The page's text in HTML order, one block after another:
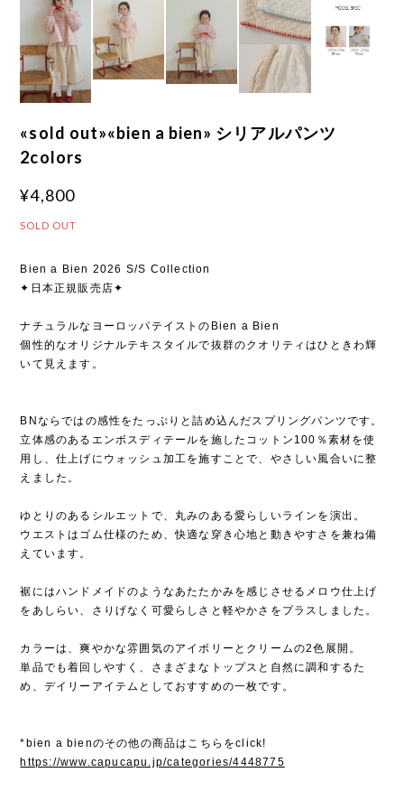
«sold out»«bien a bien» シリアルパンツ
2colors
¥4,800
SOLD OUT
Bien a Bien 2026 S/S Collection
✦日本正規販売店✦
ナチュラルなヨーロッパテイストのBien a Bien
個性的なオリジナルテキスタイルで抜群のクオリティはひときわ輝
いて見えます。
BNならではの感性をたっぷりと詰め込んだスプリングパンツです。
立体感のあるエンボスディテールを施したコットン100％素材を使
用し、仕上げにウォッシュ加工を施すことで、やさしい風合いに整
えました。
ゆとりのあるシルエットで、丸みのある愛らしいラインを演出。
ウエストはゴム仕様のため、快適な穿き心地と動きやすさを兼ね備
えています。
裾にはハンドメイドのようなあたたかみを感じさせるメロウ仕上げ
をあしらい、さりげなく可愛らしさと軽やかさをプラスしました。
カラーは、爽やかな雰囲気のアイボリーとクリームの2色展開。
単品でも着回しやすく、さまざまなトップスと自然に調和するた
め、デイリーアイテムとしておすすめの一枚です。
*bien a bienのその他の商品はこちらをclick!
https://www.capucapu.jp/categories/4448775